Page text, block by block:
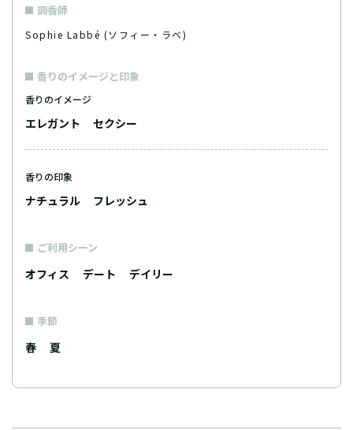
調香師
Sophie Labbé (ソフィー・ラベ)
香りのイメージと印象
香りのイメージ
エレガント セクシー
香りの印象
ナチュラル フレッシュ
ご利用シーン
オフィス デート デイリー
季節
春 夏